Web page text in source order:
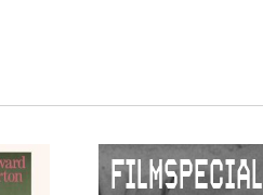
FILMSPECIAL